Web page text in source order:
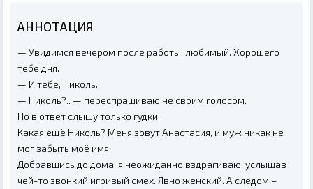
АННОТАЦИЯ
— Увидимся вечером после работы, любимый. Хорошего
тебе дня.
— И тебе, Николь.
— Николь?.. — переспрашиваю не своим голосом.
Но в ответ слышу только гудки.
Какая ещё Николь? Меня зовут Анастасия, и муж никак не
мог забыть моё имя.
Добравшись до дома, я неожиданно вздрагиваю, услышав
чей-то звонкий игривый смех. Явно женский. А следом –